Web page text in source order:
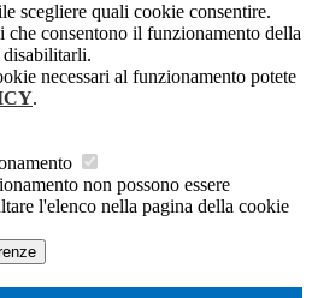
scegliere quali cookie consentire.
che consentono il funzionamento della
disabilitarli.
necessari al funzionamento potete
.
non possono essere
l'elenco nella pagina della cookie